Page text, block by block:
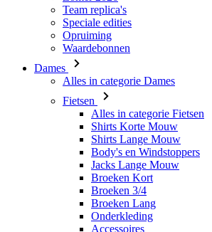
Dames
Alles in categorie Dames
Fietsen
Alles in categorie Fietsen
Shirts Lange Mouw
Body's en Windstoppers
Jacks Lange Mouw
Broeken Kort
Broeken 3/4
Broeken Lang
Onderkleding
Accessoires
Mutsen en Petten
Handschoenen
Sokken
Overig